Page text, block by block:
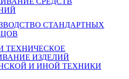
СТАНДАРТНЫХ
ТЕХНИЧЕСКОЕ
ИЗДЕЛИЙ
И ИНОЙ ТЕХНИКИ